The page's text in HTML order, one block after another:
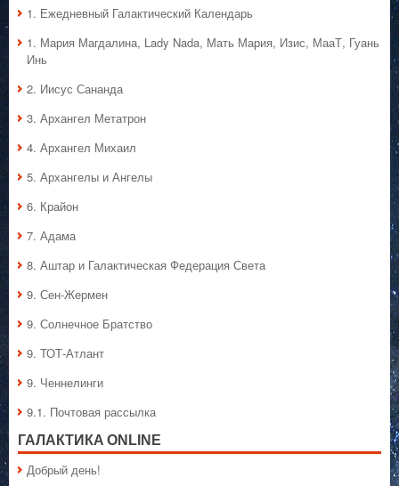
1. Ежедневный Галактический Календарь
1. Мария Магдалина, Lady Nada, Мать Мария, Изис, МааТ, Гуань
Инь
2. Иисус Сананда
3. Архангел Метатрон
4. Архангел Михаил
5. Архангелы и Ангелы
6. Крайон
7. Адама
8. Аштар и Галактическая Федерация Света
9. Сен-Жермен
9. Солнечное Братство
9. ТОТ-Атлант
9. Ченнелинги
9.1. Почтовая рассылка
ГАЛАКТИКA ONLINE
Добрый день!